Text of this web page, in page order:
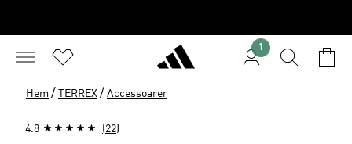
1
Hem / TERREX / Accessoarer
4.8 (22)